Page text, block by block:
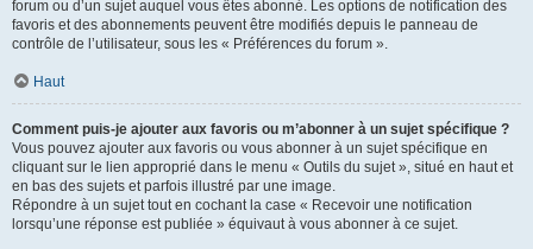
forum ou d’un sujet auquel vous êtes abonné. Les options de notification des
favoris et des abonnements peuvent être modifiés depuis le panneau de
contrôle de l’utilisateur, sous les « Préférences du forum ».
Haut
Comment puis-je ajouter aux favoris ou m’abonner à un sujet spécifique ?
Vous pouvez ajouter aux favoris ou vous abonner à un sujet spécifique en
cliquant sur le lien approprié dans le menu « Outils du sujet », situé en haut et
en bas des sujets et parfois illustré par une image.
Répondre à un sujet tout en cochant la case « Recevoir une notification
lorsqu’une réponse est publiée » équivaut à vous abonner à ce sujet.